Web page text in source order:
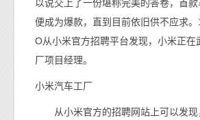
以说交上了一份堪称完美的答卷，首
便成为爆款，直到目前依旧供不应求
O从小米官方招聘平台发现，小米正在
厂项目经理。
小米汽车工厂
从小米官方的招聘网站上可以发现